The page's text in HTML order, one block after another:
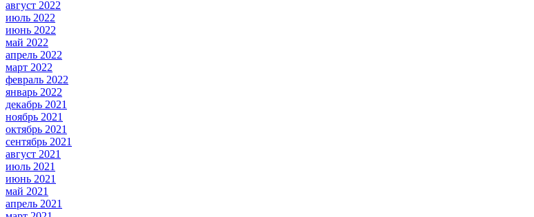
август 2022
июль 2022
июнь 2022
май 2022
апрель 2022
март 2022
февраль 2022
январь 2022
декабрь 2021
ноябрь 2021
октябрь 2021
сентябрь 2021
август 2021
июль 2021
июнь 2021
май 2021
апрель 2021